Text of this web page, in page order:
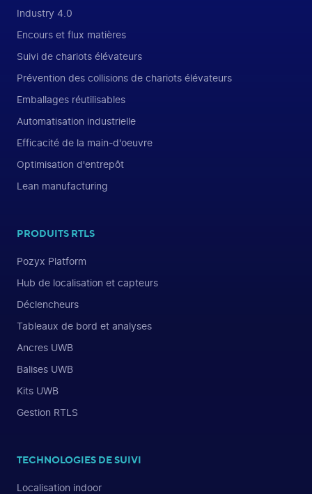
Industry 4.0
Encours et flux matières
Suivi de chariots élévateurs
Prévention des collisions de chariots élévateurs
Emballages réutilisables
Automatisation industrielle
Efficacité de la main-d'oeuvre
Optimisation d'entrepôt
Lean manufacturing
PRODUITS RTLS
Pozyx Platform
Hub de localisation et capteurs
Déclencheurs
Tableaux de bord et analyses
Ancres UWB
Balises UWB
Kits UWB
Gestion RTLS
TECHNOLOGIES DE SUIVI
Localisation indoor